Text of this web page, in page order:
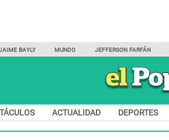
BAYLY MUNDO JEFFERSON FARFÁN
ACTUALIDAD DEPORTES